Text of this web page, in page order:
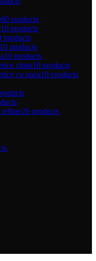
80 products
10 products
products
10 products
10 products
citate10 products
cu poza10 products
ieftine26 products